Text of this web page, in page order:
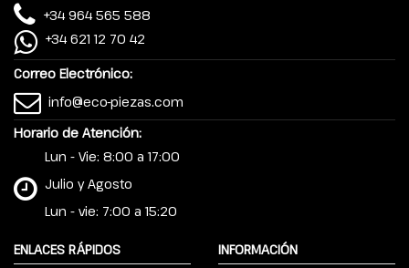
+34 964 565 588
+34 621 12 70 42
Correo Electrónico:
info@eco-piezas.com
Horario de Atención:
Lun - Vie: 8:00 a 17:00
Julio y Agosto
Lun - vie: 7:00 a 15:20
ENLACES RÁPIDOS
INFORMACIÓN